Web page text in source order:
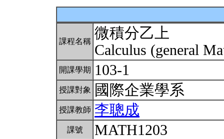
課程名稱 微積分乙上
Calculus (general
開課學期 103-1
授課對象 國際企業學系
授課教師 李聰成
課號 MATH1203